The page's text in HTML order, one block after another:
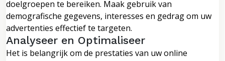
doelgroepen te bereiken. Maak gebruik van
demografische gegevens, interesses en gedrag om uw
advertenties effectief te targeten.
Analyseer en Optimaliseer
Het is belangrijk om de prestaties van uw online